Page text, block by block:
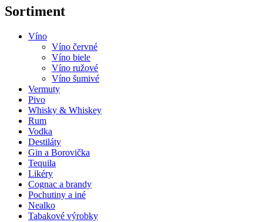
Sortiment
Víno
Víno červné
Víno biele
Víno ružové
Víno šumivé
Vermuty
Pivo
Whisky & Whiskey
Rum
Vodka
Destiláty
Gin a Borovička
Tequila
Likéry
Cognac a brandy
Pochutiny a iné
Nealko
Tabakové výrobky